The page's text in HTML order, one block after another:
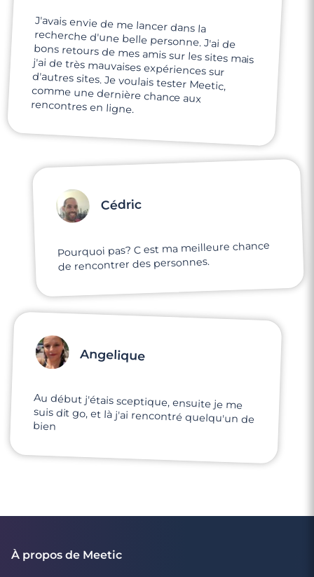
J'avais envie de me lancer dans la
recherche d'une belle personne. J'ai de
bons retours de mes amis sur les sites mais
j'ai de très mauvaises expériences sur
d'autres sites. Je voulais tester Meetic,
comme une dernière chance aux
rencontres en ligne.
Cédric
Pourquoi pas? C est ma meilleure chance
de rencontrer des personnes.
Angelique
Au début j'étais sceptique, ensuite je me
suis dit go, et là j'ai rencontré quelqu'un de
bien
À propos de Meetic